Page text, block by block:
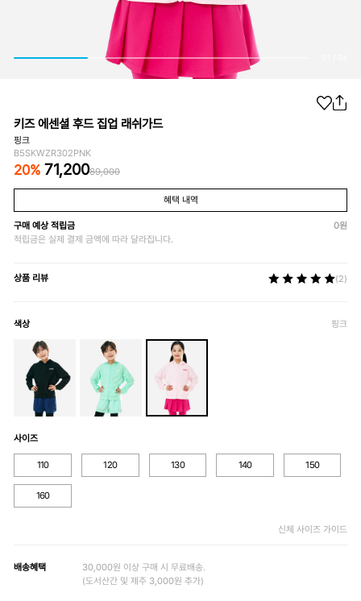
키즈 에센셜 후드 집업 래쉬가드
핑크
B5SKWZR302PNK
20% 71,20089,000
혜택 내역
구매 예상 적립금 0원
적립금은 실제 결제 금액에 따라 달라집니다.
상품 리뷰 (2)
색상 핑크
사이즈
110 120 130 140 150
160
신체 사이즈 가이드
배송혜택
30,000원 이상 구매 시 무료배송.
(도서산간 및 제주 3,000원 추가)